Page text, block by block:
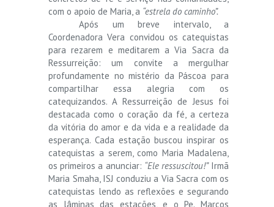
com o apoio de Maria, a “estrela do caminho”.
Após um breve intervalo, a
Coordenadora Vera convidou os catequistas
para rezarem e meditarem a Via Sacra da
Ressurreição: um convite a mergulhar
profundamente no mistério da Páscoa para
compartilhar essa alegria com os
catequizandos. A Ressurreição de Jesus foi
destacada como o coração da fé, a certeza
da vitória do amor e da vida e a realidade da
esperança. Cada estação buscou inspirar os
catequistas a serem, como Maria Madalena,
os primeiros a anunciar: “Ele ressuscitou!”Irmã
Maria Smaha, ISJ conduziu a Via Sacra com os
catequistas lendo as reflexões e segurando
as lâminas das estações, e o Pe. Marcos